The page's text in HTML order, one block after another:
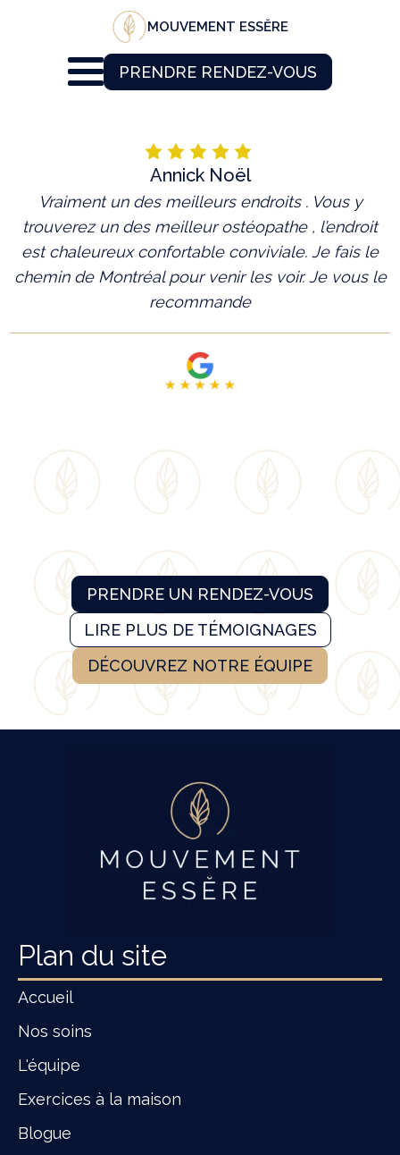
MOUVEMENT ESSĔRE
PRENDRE RENDEZ-VOUS
Annick Noël
Vraiment un des meilleurs endroits . Vous y
trouverez un des meilleur ostéopathe , l’endroit
est chaleureux confortable conviviale. Je fais le
chemin de Montréal pour venir les voir. Je vous le
recommande
PRENDRE UN RENDEZ-VOUS
LIRE PLUS DE TÉMOIGNAGES
DÉCOUVREZ NOTRE ÉQUIPE
Plan du site
Accueil
Nos soins
L'équipe
Exercices à la maison
Blogue